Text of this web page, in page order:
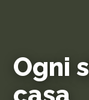
Ogni